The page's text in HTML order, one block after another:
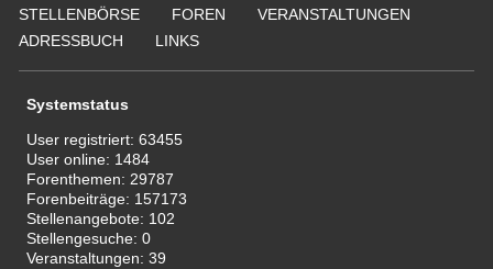
STELLENBÖRSE
FOREN
VERANSTALTUNGEN
ADRESSBUCH
LINKS
Systemstatus
User registriert:63455
User online: 1484
Forenthemen: 29787
Forenbeiträge: 157173
Stellenangebote: 102
Stellengesuche:0
Veranstaltungen:39